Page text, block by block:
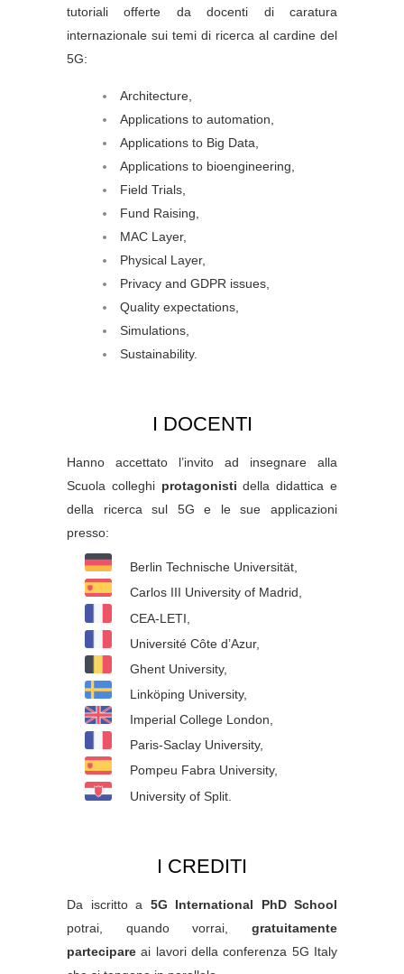
tutoriali offerte da docenti di caratura
internazionale sui temi di ricerca al cardine del
5G:
Architecture,
Applications to automation,
Applications to Big Data,
Applications to bioengineering,
Field Trials,
Fund Raising,
MAC Layer,
Physical Layer,
Privacy and GDPR issues,
Quality expectations,
Simulations,
Sustainability.
I DOCENTI
Hanno accettato l’invito ad insegnare alla
Scuola colleghi protagonisti della didattica e
della ricerca sul 5G e le sue applicazioni
presso:
Berlin Technische Universität,
Carlos III University of Madrid,
CEA-LETI,
Université Côte d’Azur,
Ghent University,
Linköping University,
Imperial College London,
Paris-Saclay University,
Pompeu Fabra University,
University of Split.
I CREDITI
Da iscritto a 5G International PhD School
potrai, quando vorrai, gratuitamente
partecipareai lavori della conferenza 5G Italy